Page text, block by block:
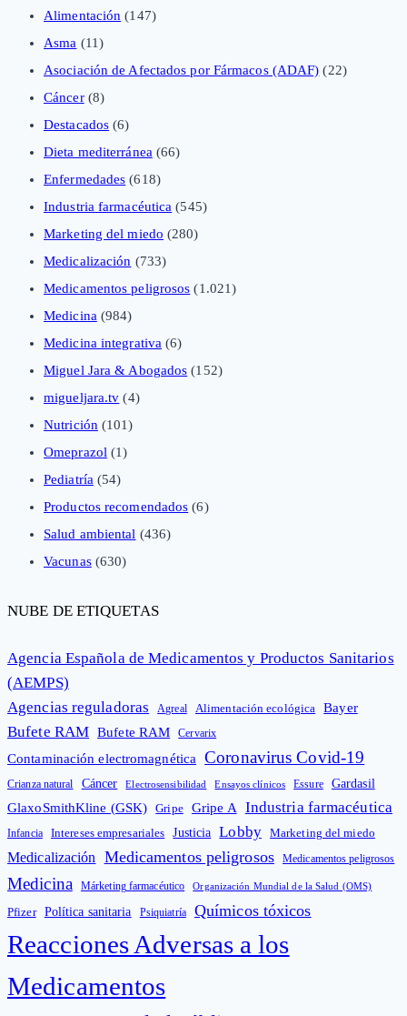
Alimentación (147)
Asma (11)
Asociación de Afectados por Fármacos (ADAF) (22)
Cáncer(8)
Destacados (6)
Dieta mediterránea (66)
Enfermedades (618)
Industria farmacéutica (545)
Marketing del miedo (280)
Medicalización (733)
Medicamentos peligrosos (1.021)
Medicina (984)
Medicina integrativa (6)
Miguel Jara & Abogados (152)
migueljara.tv (4)
Nutrición (101)
Omeprazol (1)
Pediatría (54)
Productos recomendados (6)
Salud ambiental (436)
Vacunas(630)
NUBE DE ETIQUETAS
Agencia Española de Medicamentos y Productos Sanitarios
(AEMPS)
Agencias reguladoras
Agreal Alimentación ecológica Bayer
Bufete RAM Bufete RAM Cervarix
Contaminación electromagnética Coronavirus Covid-19
Crianza natural Cáncer Electrosensibilidad Ensayos clínicos Essure Gardasil
GlaxoSmithKline (GSK) Gripe Gripe A Industria farmacéutica
Infancia Intereses empresariales Justicia Lobby Marketing del miedo
Medicalización Medicamentos peligrosos Medicamentos peligrosos
Medicina Márketing farmacéutico Organización Mundial de la Salud (OMS)
Pfizer Política sanitaria Psiquiatría Químicos tóxicos
Reacciones Adversas a los
Medicamentos